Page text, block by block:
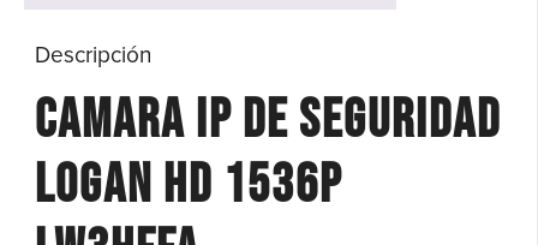
Descripción
Camara IP de Seguridad
Logan HD 1536P